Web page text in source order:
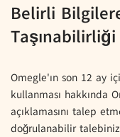
Belirli
Taşınabilirliği
Omegle'ın son 12 ay
kullanması hakkında
açıklamasını talep
doğrulanabilir